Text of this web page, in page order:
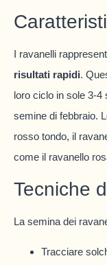
I ravanelli
risultati rapidi.
loro ciclo in sole 3-4
semine di febbraio.
rosso tondo, il
come il ravanello
Tecniche
La semina dei
Tracciare